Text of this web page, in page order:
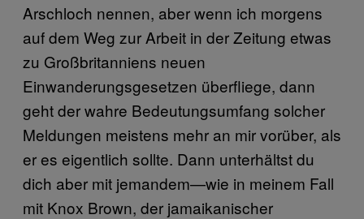
Arschloch nennen, aber wenn ich morgens
auf dem Weg zur Arbeit in der Zeitung etwas
zu Großbritanniens neuen
Einwanderungsgesetzen überfliege, dann
geht der wahre Bedeutungsumfang solcher
Meldungen meistens mehr an mir vorüber, als
er es eigentlich sollte. Dann unterhältst du
dich aber mit jemandem—wie in meinem Fall
mit Knox Brown, der jamaikanischer